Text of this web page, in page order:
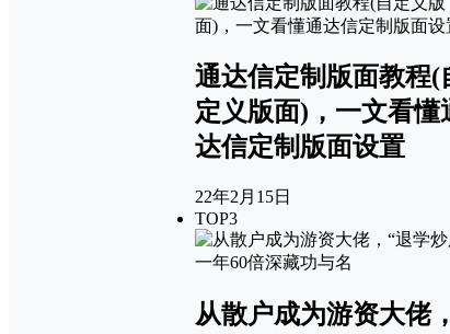
通达信定制版面教程(
定义版面)，一文看懂
达信定制版面设置
22年2月15日
TOP3
从散户成为游资大佬，